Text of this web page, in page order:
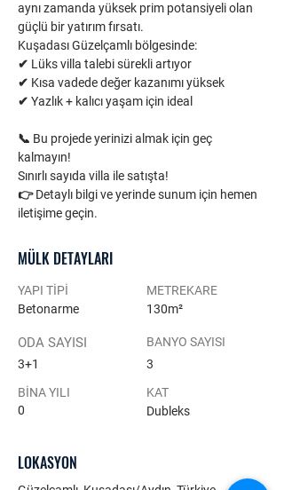
aynı zamanda yüksek prim potansiyeli olan
güçlü bir yatırım fırsatı.
Kuşadası Güzelçamlı bölgesinde:
✔ Lüks villa talebi sürekli artıyor
✔ Kısa vadede değer kazanımı yüksek
✔ Yazlık + kalıcı yaşam için ideal
📞 Bu projede yerinizi almak için geç
kalmayın!
Sınırlı sayıda villa ile satışta!
👉 Detaylı bilgi ve yerinde sunum için hemen
iletişime geçin.
MÜLK DETAYLARI
YAPI TİPİ
Betonarme
ODA SAYISI
3+1
BİNA YILI
0
METREKARE
130m²
BANYO SAYISI
3
KAT
Dubleks
LOKASYON